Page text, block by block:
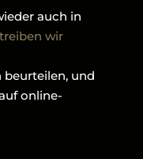
auch in
wir
und
online-